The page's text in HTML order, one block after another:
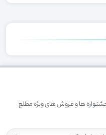
جشنواره ها و فروش های ویژه مطلع